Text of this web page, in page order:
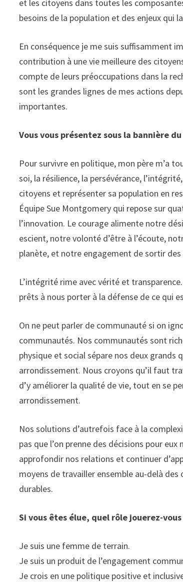
et les citoyens dans toutes les
besoins de la population et des enjeux qui
En conséquence je me suis suffisamment
contribution à une vie meilleure des
compte de leurs préoccupations dans la
sont les grandes lignes de mes actions
importantes.
Vous vous présentez sous la bannière
Pour survivre en politique, mon père m’a
soi, la résilience, la persévérance,
citoyens et représenter sa population en
Équipe Sue Montgomery qui repose sur
l’innovation. Le courage alimente notre
escient, notre volonté d’être à l’écoute,
planète, et notre engagement de sortir
L’intégrité rime avec vérité et
prêts à nous porter à la défense de ce qui
On ne peut parler de communauté si on
communautés. Nos communautés sont
physique et social sépare nos deux
arrondissement. Nous croyons qu’il faut
d’y améliorer la qualité de vie, tout en se
arrondissement.
Nos solutions d’autrefois face à la
pas que l’on prenne des décisions pour
approfondir nos relations et continuer
moyens de travailler ensemble au-delà
durables.
Si vous êtes élue, quel rôle jouerez-
Je suis une femme de terrain.
Je suis un produit de l’engagement
Je crois en une politique positive et